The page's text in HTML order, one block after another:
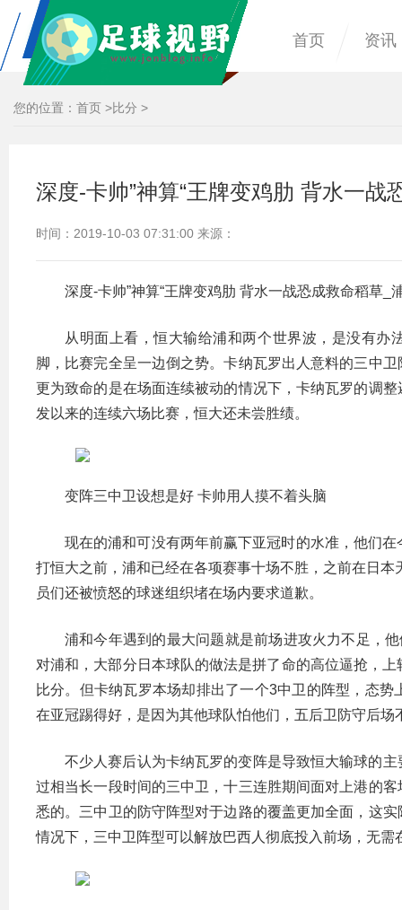
首页 资讯
您的位置： 首页 >比分 >
深度-卡帅”神算“王牌变鸡肋 背水一战
时间：2019-10-03 07:31:00 来源：
深度-卡帅”神算“王牌变鸡肋 背水一战恐成救命稻草_
从明面上看，恒大输给浦和两个世界波，是没有
脚，比赛完全呈一边倒之势。卡纳瓦罗出人意料的三中
更为致命的是在场面连续被动的情况下，卡纳瓦罗的调
发以来的连续六场比赛，恒大还未尝胜绩。
变阵三中卫设想是好 卡帅用人摸不着头脑
现在的浦和可没有两年前赢下亚冠时的水准，他们
打恒大之前，浦和已经在各项赛事十场不胜，之前在日
员们还被愤怒的球迷组织堵在场内要求道歉。
浦和今年遇到的最大问题就是前场进攻火力不足，
对浦和，大部分日本球队的做法是拼了命的高位逼抢，
比分。但卡纳瓦罗本场却排出了一个3中卫的阵型，态
在亚冠踢得好，是因为其他球队怕他们，五后卫防守后场
不少人赛后认为卡纳瓦罗的变阵是导致恒大输球的
过相当长一段时间的三中卫，十三连胜期间面对上港的
悉的。三中卫的防守阵型对于边路的覆盖更加全面，这
情况下，三中卫阵型可以解放巴西人彻底投入前场，无需